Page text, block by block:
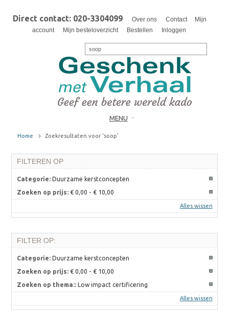
Direct contact: 020-3304099 Over ons Contact
Mijn
account
Mijn besteloverzicht Bestellen Inloggen
MENU
Home Zoekresultaten voor ‘soop’
FILTEREN OP
Categorie: Duurzame kerstconcepten
Zoeken op prijs: € 0,00 -€ 10,00
Alles wissen
FILTER OP:
Categorie: Duurzame kerstconcepten
Zoeken op prijs: € 0,00 -€ 10,00
Zoeken op thema:: Low impact certificering
Alles wissen